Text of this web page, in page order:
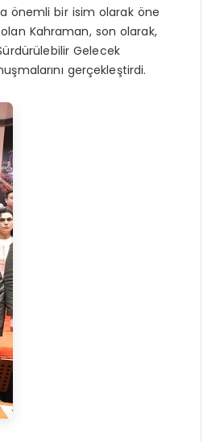
önemli bir isim olarak öne
Kahraman, son olarak,
Gelecek
gerçekleştirdi.